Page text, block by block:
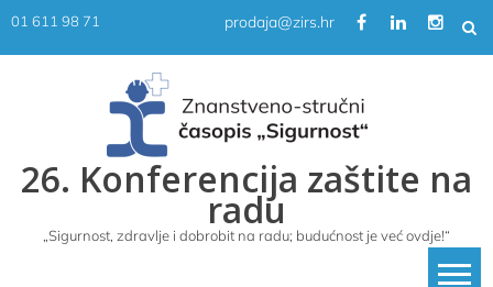
Skip01 611 98 71 prodaja@zirs.hr
26. Konferencija zaštite na
radu
„Sigurnost, zdravlje i dobrobit na radu; budućnost je već ovdje!“